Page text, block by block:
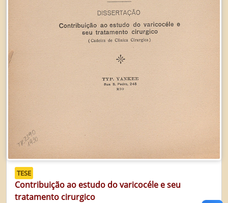
TESE
Contribuição ao estudo do varicocéle e seu
tratamento cirurgico